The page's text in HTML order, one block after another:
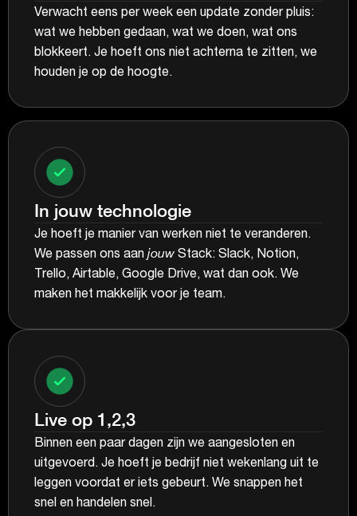
Verwacht eens per week een update zonder pluis:
wat we hebben gedaan, wat we doen, wat ons
blokkeert. Je hoeft ons niet achterna te zitten, we
houden je op de hoogte.
Je hoeft je manier van werken niet te veranderen.
We passen ons aan jouw Stack: Slack, Notion,
Trello, Airtable, Google Drive, wat dan ook. We
maken het makkelijk voor je team.
In jouw technologie
Live op 1,2,3
Binnen een paar dagen zijn we aangesloten en
uitgevoerd. Je hoeft je bedrijf niet wekenlang uit te
leggen voordat er iets gebeurt. We snappen het
snel en handelen snel.